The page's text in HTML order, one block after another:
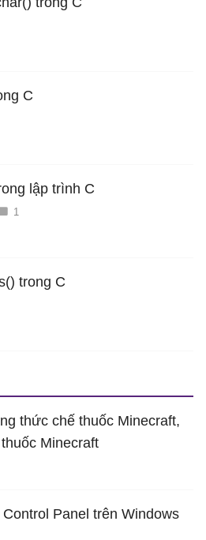
C
lập trình C
1
trong C
thức chế thuốc Minecraft,
Minecraft
Panel trên Windows